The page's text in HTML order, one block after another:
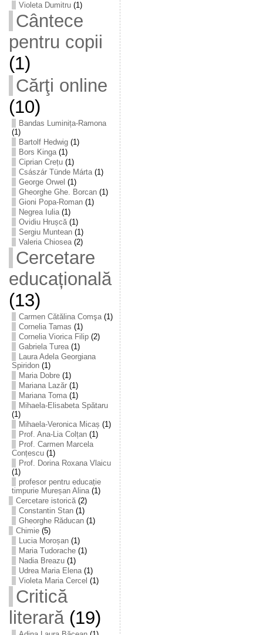
Violeta Dumitru(1)
Cântece
pentru copii
(1)
Cărţi online
(10)
Bandas Luminița-Ramona
(1)
Bartolf Hedwig(1)
Bors Kinga(1)
Ciprian Crețu(1)
Császár Tünde Márta(1)
George Orwel (1)
Gheorghe Ghe. Borcan(1)
Gioni Popa-Roman(1)
Negrea Iulia(1)
Ovidiu Hrușcă(1)
Sergiu Muntean(1)
Valeria Chiosea(2)
Cercetare
educațională
(13)
Carmen Cătălina Comşa(1)
Cornelia Tamas (1)
Cornelia Viorica Filip(2)
Gabriela Turea(1)
Laura Adela Georgiana
Spiridon(1)
Maria Dobre(1)
Mariana Lazăr(1)
Mariana Toma(1)
Mihaela-Elisabeta Spătaru
(1)
Mihaela-Veronica Micaș (1)
Prof. Ana-Lia Colțan(1)
Prof. Carmen Marcela
Conțescu(1)
Prof. Dorina Roxana Vlaicu
(1)
profesor pentru educație
timpurie Mureșan Alina(1)
Cercetare istorică(2)
Constantin Stan(1)
Gheorghe Răducan(1)
Chimie(5)
Lucia Moroșan(1)
Maria Tudorache(1)
Nadia Breazu(1)
Udrea Maria Elena(1)
Violeta Maria Cercel (1)
Critică
literară(19)